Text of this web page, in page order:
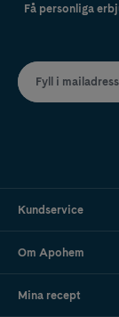
Få personliga
Fyll i mailadress
Kundservice
Om Apohem
Mina recept